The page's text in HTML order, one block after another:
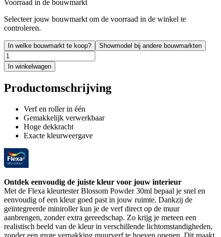
Voorraad in de bouwmarkt
Selecteer jouw bouwmarkt om de voorraad in de winkel te
controleren.
In welke bouwmarkt te koop? Showmodel bij andere bouwmarkten
In winkelwagen
Productomschrijving
Verf en roller in één
Gemakkelijk verwerkbaar
Hoge dekkracht
Exacte kleurweergave
Ontdek eenvoudig de juiste kleur voor jouw interieur
Met de Flexa kleurtester Blossom Powder 30ml bepaal je snel en
eenvoudig of een kleur goed past in jouw ruimte. Dankzij de
geïntegreerde miniroller kun je de verf direct op de muur
aanbrengen, zonder extra gereedschap. Zo krijg je meteen een
realistisch beeld van de kleur in verschillende lichtomstandigheden,
zonder een grote verpakking muurverf te hoeven openen. Dit maakt